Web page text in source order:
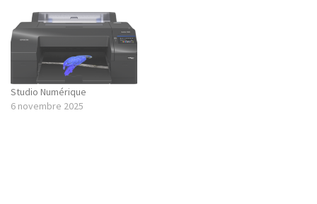
Studio Numérique
6 novembre 2025